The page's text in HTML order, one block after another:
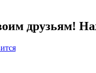
друзьям!